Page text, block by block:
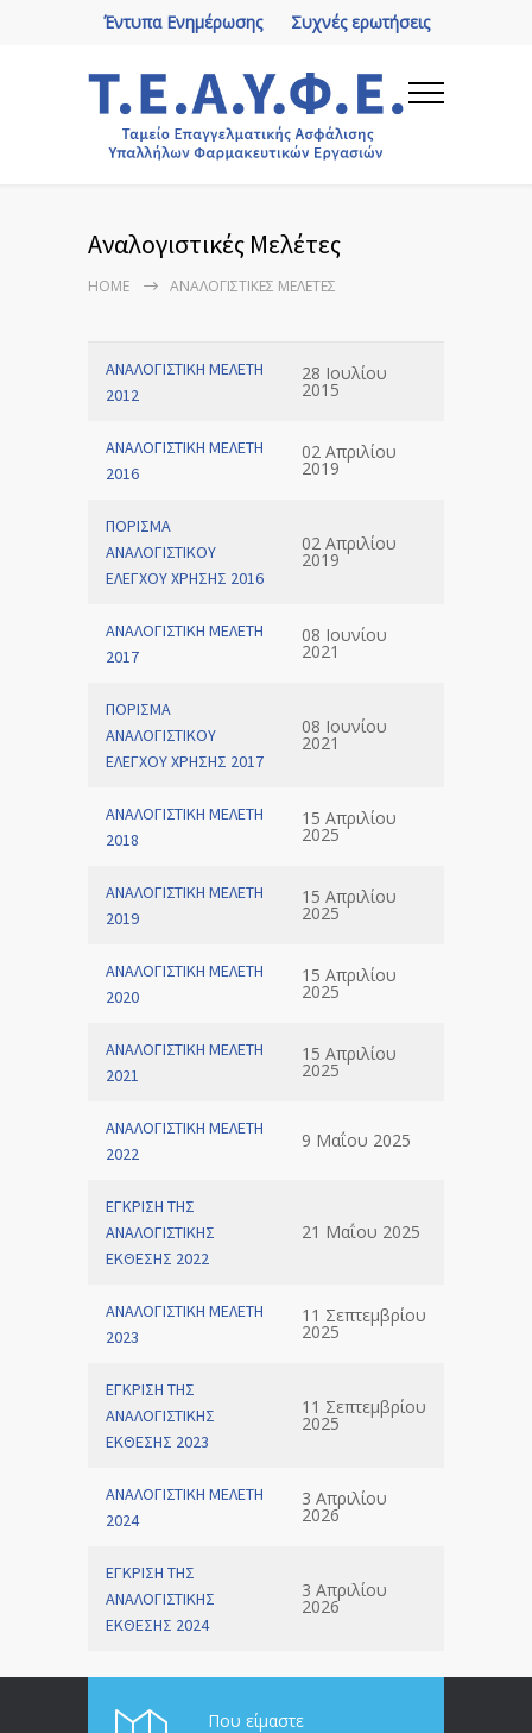
Συχνές ερωτήσεις
Έντυπα Ενημέρωσης
Αναλογιστικές Μελέτες
HOME ΑΝΑΛΟΓΙΣΤΙΚΈΣ ΜΕΛΈΤΕΣ
ΑΝΑΛΟΓΙΣΤΙΚΗ ΜΕΛΕΤΗ
2012
28 Ιουλίου
2015
ΑΝΑΛΟΓΙΣΤΙΚΗ ΜΕΛΕΤΗ
2016
02 Απριλίου
2019
ΠΟΡΙΣΜΑ
ΑΝΑΛΟΓΙΣΤΙΚΟΥ
ΕΛΕΓΧΟΥ ΧΡΗΣΗΣ 2016
02 Απριλίου
2019
ΑΝΑΛΟΓΙΣΤΙΚΗ ΜΕΛΕΤΗ
2017
08 Ιουνίου
2021
ΠΟΡΙΣΜΑ
ΑΝΑΛΟΓΙΣΤΙΚΟΥ
ΕΛΕΓΧΟΥ ΧΡΗΣΗΣ 2017
08 Ιουνίου
2021
ΑΝΑΛΟΓΙΣΤΙΚΗ ΜΕΛΕΤΗ
2018
15 Απριλίου
2025
ΑΝΑΛΟΓΙΣΤΙΚΗ ΜΕΛΕΤΗ
2019
15 Απριλίου
2025
ΑΝΑΛΟΓΙΣΤΙΚΗ ΜΕΛΕΤΗ
2020
15 Απριλίου
2025
ΑΝΑΛΟΓΙΣΤΙΚΗ ΜΕΛΕΤΗ
2021
15 Απριλίου
2025
ΑΝΑΛΟΓΙΣΤΙΚΗ ΜΕΛΕΤΗ
2022
9 Μαΐου 2025
ΕΓΚΡΙΣΗ ΤΗΣ
ΑΝΑΛΟΓΙΣΤΙΚΗΣ
ΕΚΘΕΣΗΣ 2022
21 Μαΐου 2025
ΑΝΑΛΟΓΙΣΤΙΚΗ ΜΕΛΕΤΗ
2023
11 Σεπτεμβρίου
2025
ΕΓΚΡΙΣΗ ΤΗΣ
ΑΝΑΛΟΓΙΣΤΙΚΗΣ
ΕΚΘΕΣΗΣ 2023
11 Σεπτεμβρίου
2025
ΑΝΑΛΟΓΙΣΤΙΚΗ ΜΕΛΕΤΗ
2024
3 Απριλίου
2026
ΕΓΚΡΙΣΗ ΤΗΣ
ΑΝΑΛΟΓΙΣΤΙΚΗΣ
ΕΚΘΕΣΗΣ 2024
3 Απριλίου
2026
Που είμαστε